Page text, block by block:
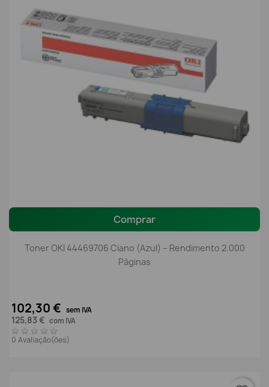
Comprar
Toner OKI 44469706 Ciano (Azul) – Rendimento 2.000
Páginas
102,30 € sem IVA
125,83 € com IVA
0 Avaliação(ões)